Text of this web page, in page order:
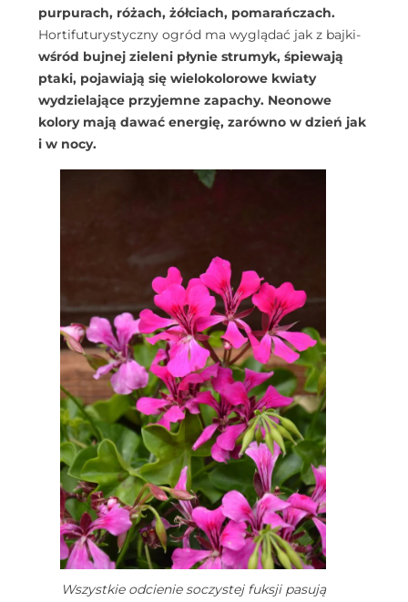
purpurach, różach, żółciach, pomarańczach.
Hortifuturystyczny ogród ma wyglądać jak z bajki-
wśród bujnej zieleni płynie strumyk, śpiewają
ptaki, pojawiają się wielokolorowe kwiaty
wydzielające przyjemne zapachy. Neonowe
kolory mają dawać energię, zarówno w dzień jak
i w nocy.
Wszystkie odcienie soczystej fuksji pasują